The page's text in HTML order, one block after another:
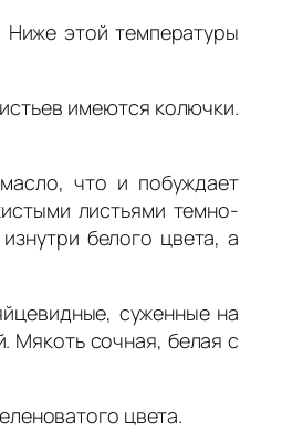
Ниже этой температуры
имеются колючки.
что и побуждает
листьями темно-
белого цвета, а
суженные на
Мякоть сочная, белая с
цвета.